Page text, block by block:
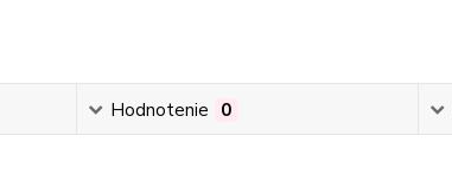
Hodnotenie 0